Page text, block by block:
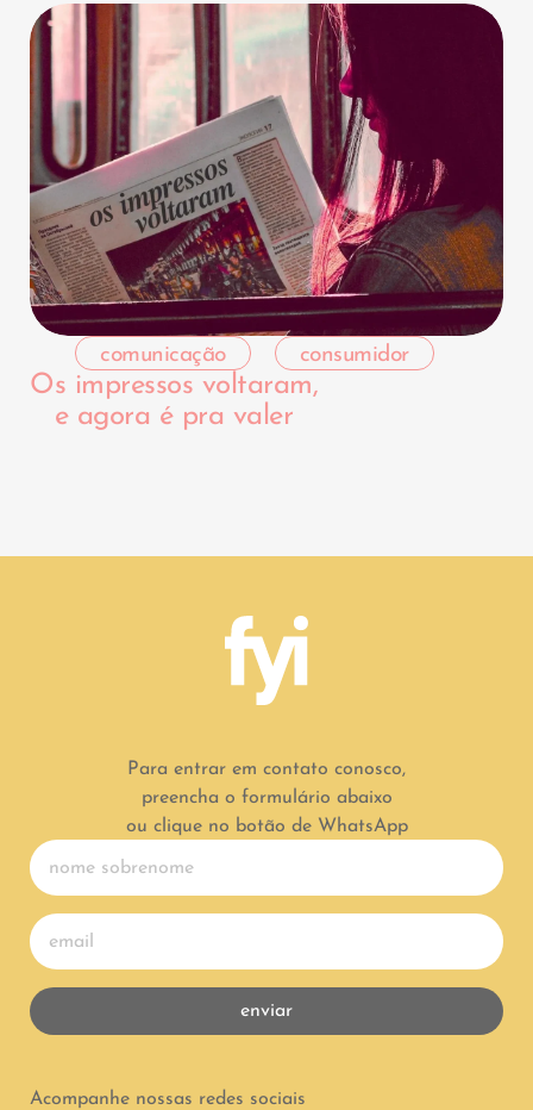
comunicação consumidor
Os impressos voltaram,
e agora é pra valer
Para entrar em contato conosco,
preencha o formulário abaixo
ou clique no botão de WhatsApp
enviar
Acompanhe nossas redes sociais